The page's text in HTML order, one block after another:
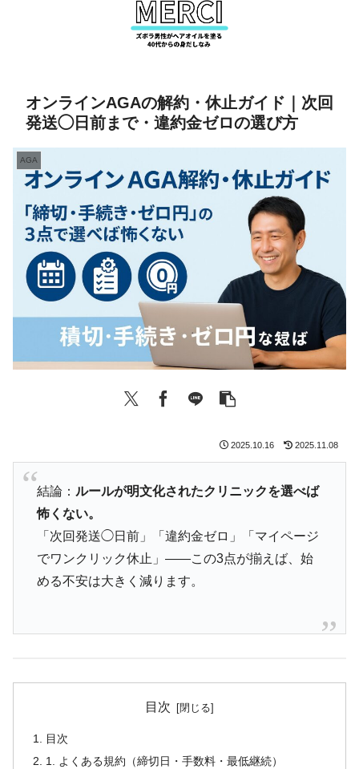
オンラインAGAの解約・休止ガイド｜次回
発送◯日前まで・違約金ゼロの選び方
AGA
2025.10.16 2025.11.08
結論： ルールが明文化されたクリニックを選べば
怖くない。
「次回発送◯日前」「違約金ゼロ」「マイページ
でワンクリック休止」——この3点が揃えば、始
める不安は大きく減ります。
目次
目次
1. よくある規約（締切日・手数料・最低継続）